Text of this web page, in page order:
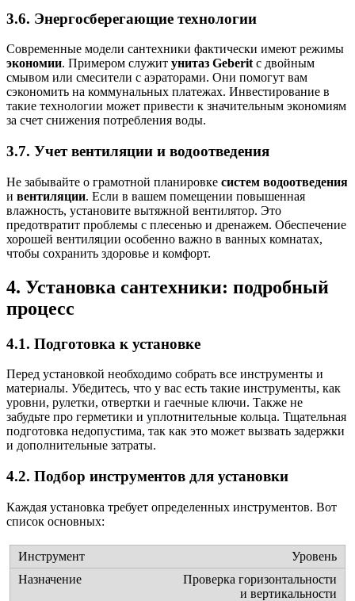
3.6. Энергосберегающие технологии
Современные модели сантехники фактически имеют режимы
экономии. Примером служит унитаз Geberit с двойным
смывом или смесители с аэраторами. Они помогут вам
сэкономить на коммунальных платежах. Инвестирование в
такие технологии может привести к значительным экономиям
за счет снижения потребления воды.
3.7. Учет вентиляции и водоотведения
Не забывайте о грамотной планировке систем водоотведения
и вентиляции. Если в вашем помещении повышенная
влажность, установите вытяжной вентилятор. Это
предотвратит проблемы с плесенью и дренажем. Обеспечение
хорошей вентиляции особенно важно в ванных комнатах,
чтобы сохранить здоровье и комфорт.
4. Установка сантехники: подробный
процесс
4.1. Подготовка к установке
Перед установкой необходимо собрать все инструменты и
материалы. Убедитесь, что у вас есть такие инструменты, как
уровни, рулетки, отвертки и гаечные ключи. Также не
забудьте про герметики и уплотнительные кольца. Тщательная
подготовка недопустима, так как это может вызвать задержки
и дополнительные затраты.
4.2. Подбор инструментов для установки
Каждая установка требует определенных инструментов. Вот
список основных:
Уровень
Проверка горизонтальности
и вертикальности